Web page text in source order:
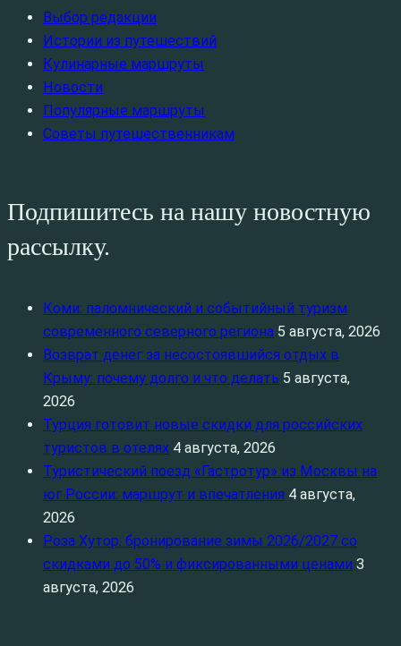
Выбор редакции
Истории из путешествий
Кулинарные маршруты
Новости
Популярные маршруты
Советы путешественникам
Подпишитесь на нашу новостную
рассылку.
Коми: паломнический и событийный туризм
современного северного региона 5 августа, 2026
Возврат денег за несостоявшийся отдых в
Крыму: почему долго и что делать 5 августа,
2026
Турция готовит новые скидки для российских
туристов в отелях 4 августа, 2026
Туристический поезд «Гастротур» из Москвы на
юг России: маршрут и впечатления 4 августа,
2026
Роза Хутор: бронирование зимы 2026/2027 со
скидками до 50% и фиксированными ценами 3
августа, 2026